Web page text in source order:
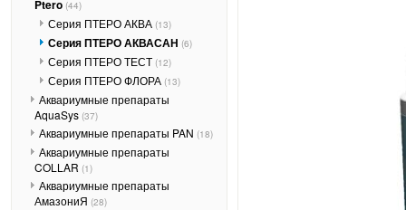
Ptero (44)
Серия ПТЕРО АКВА (13)
Серия ПТЕРО АКВАСАН (6)
Серия ПТЕРО ТЕСТ (12)
Серия ПТЕРО ФЛОРА (13)
Аквариумные препараты
AquaSys (37)
Аквариумные препараты PAN (18)
Аквариумные препараты
COLLAR (1)
Аквариумные препараты
АмазониЯ (28)